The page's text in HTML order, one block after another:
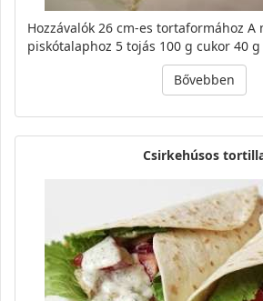
Hozzávalók 26 cm-es tortaformához A
piskótalaphoz 5 tojás 100 g cukor 40
Bővebben
Csirkehúsos